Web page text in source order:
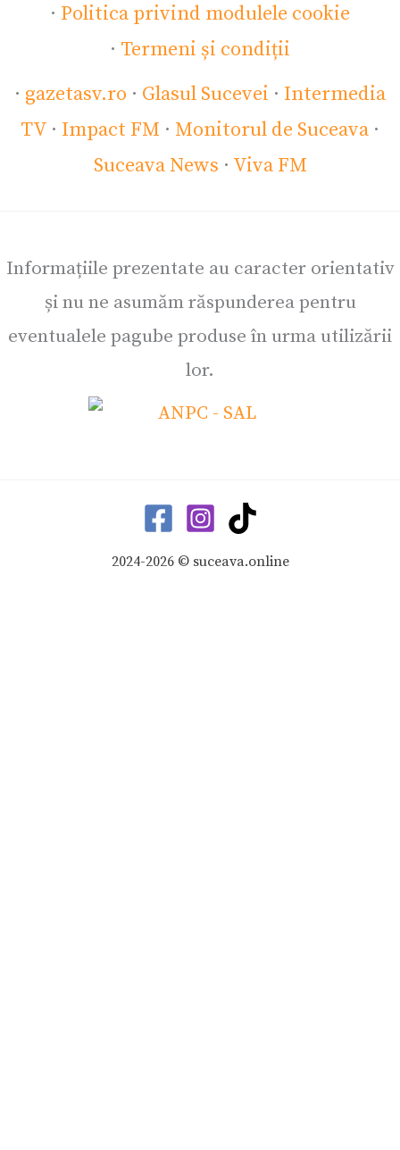
· Politica privind modulele cookie
· Termeni și condiții
· gazetasv.ro · Glasul Sucevei · Intermedia
TV · Impact FM · Monitorul de Suceava ·
Suceava News · Viva FM
Informațiile prezentate au caracter orientativ
și nu ne asumăm răspunderea pentru
eventualele pagube produse în urma utilizării
lor.
2024-2026 © suceava.online